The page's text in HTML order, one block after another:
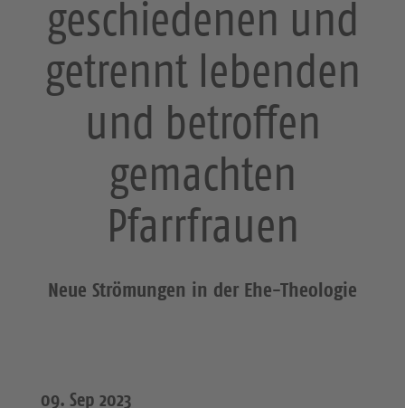
geschiedenen und
getrennt lebenden
und betroffen
gemachten
Pfarrfrauen
Neue Strömungen in der Ehe-Theologie
09. Sep 2023